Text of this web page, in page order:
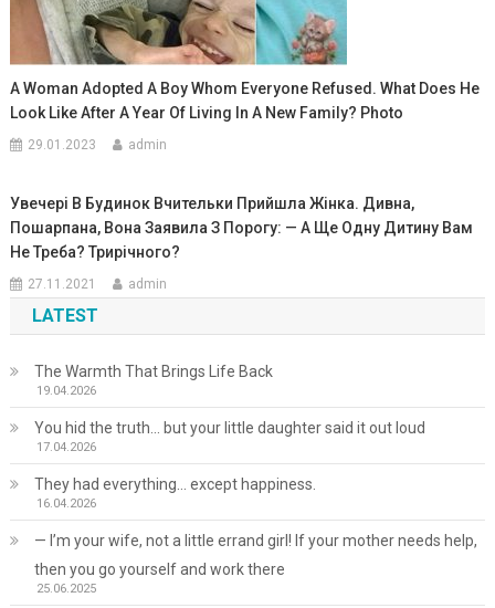
A Woman Adopted A Boy Whom Everyone Refused. What Does He
Look Like After A Year Of Living In A New Family? Photo
29.01.2023 admin
Увечері В Будинок Вчительки Прийшла Жінка. Дивна,
Пошарпана, Вона Заявила З Порогу: — А Ще Одну Дитину Вам
Не Треба? Трирічного?
27.11.2021 admin
LATEST
The Warmth That Brings Life Back
19.04.2026
You hid the truth… but your little daughter said it out loud
17.04.2026
They had everything… except happiness.
16.04.2026
— I’m your wife, not a little errand girl! If your mother needs help,
then you go yourself and work there
25.06.2025